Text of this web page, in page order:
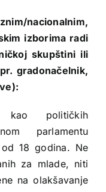
nacionalnim,
izborima radi
skupštini ili
gradonačelnik,
kao političkih
parlamentu
18 godina. Ne
za mlade, niti
na olakšavanje